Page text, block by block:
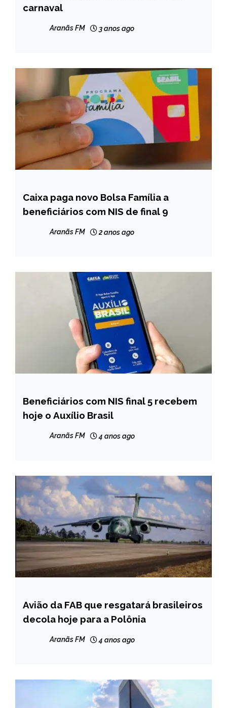
CAPELINHA
carnaval
Aranãs FM 3 anos ago
BRASIL
NOTÍCIAS
Caixa paga novo Bolsa Família a
beneficiários com NIS de final 9
Aranãs FM 2 anos ago
BRASIL
CAPELINHA
NOTÍCIAS
Beneficiários com NIS final 5 recebem
hoje o Auxílio Brasil
Aranãs FM 4 anos ago
BRASIL
NOTÍCIAS
Avião da FAB que resgatará brasileiros
decola hoje para a Polônia
Aranãs FM 4 anos ago